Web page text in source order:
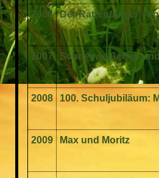
2006 Der Rattenfänger
2007 Schneeweißchen
2008 100. Schuljubiläum:
2009 Max und Moritz